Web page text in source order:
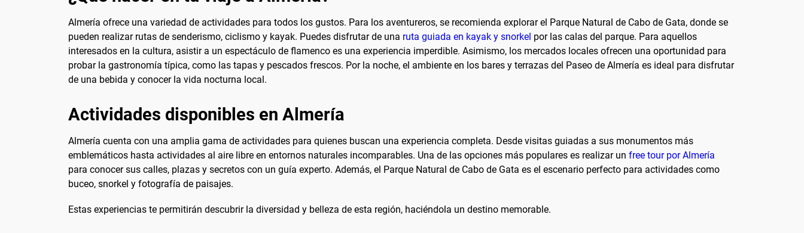
Almería ofrece una variedad de actividades para todos los gustos. Para los aventureros, se recomienda explorar el Parque Natural de Cabo de Gata, donde se
pueden realizar rutas de senderismo, ciclismo y kayak. Puedes disfrutar de una ruta guiada en kayak y snorkel por las calas del parque. Para aquellos
interesados en la cultura, asistir a un espectáculo de flamenco es una experiencia imperdible. Asimismo, los mercados locales ofrecen una oportunidad para
probar la gastronomía típica, como las tapas y pescados frescos. Por la noche, el ambiente en los bares y terrazas del Paseo de Almería es ideal para disfrutar
de una bebida y conocer la vida nocturna local.
Actividades disponibles en Almería
Almería cuenta con una amplia gama de actividades para quienes buscan una experiencia completa. Desde visitas guiadas a sus monumentos más
emblemáticos hasta actividades al aire libre en entornos naturales incomparables. Una de las opciones más populares es realizar un free tour por Almería
para conocer sus calles, plazas y secretos con un guía experto. Además, el Parque Natural de Cabo de Gata es el escenario perfecto para actividades como
buceo, snorkel y fotografía de paisajes.
Estas experiencias te permitirán descubrir la diversidad y belleza de esta región, haciéndola un destino memorable.